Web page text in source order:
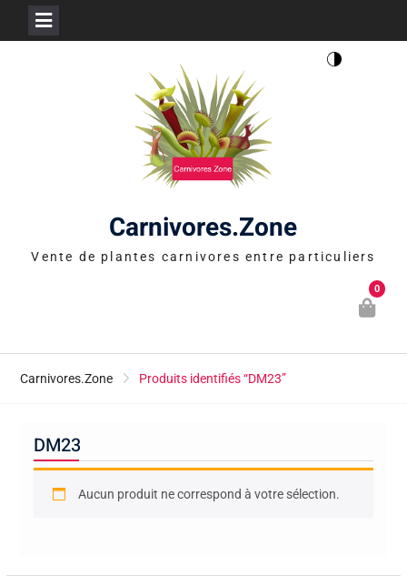
Carnivores.Zone
Vente de plantes carnivores entre particuliers
0
Carnivores.Zone Produits identifiés “DM23”
DM23
Aucun produit ne correspond à votre sélection.